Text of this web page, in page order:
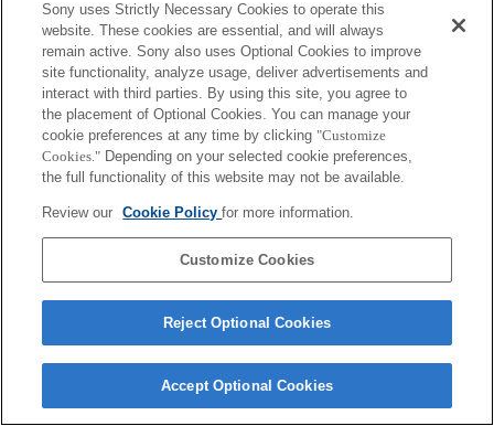
SEL14TC
Pełna zgodność
Sony uses Strictly Necessary Cookies to operate this
website. These cookies are essential, and will always
remain active. Sony also uses Optional Cookies to improve
site functionality, analyze usage, deliver advertisements and
interact with third parties. By using this site, you agree to
the placement of Optional Cookies. You can manage your
cookie preferences at any time by clicking "Customize
Cookies." Depending on your selected cookie preferences,
the full functionality of this website may not be available.
Review our Cookie Policyfor more information.
Customize Cookies
Reject Optional Cookies
Accept Optional Cookies